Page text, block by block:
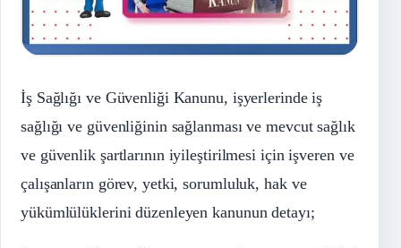
İş Sağlığı ve Güvenliği Kanunu, işyerlerinde iş
sağlığı ve güvenliğinin sağlanması ve mevcut sağlık
ve güvenlik şartlarının iyileştirilmesi için işveren ve
çalışanların görev, yetki, sorumluluk, hak ve
yükümlülüklerini düzenleyen kanunun detayı;